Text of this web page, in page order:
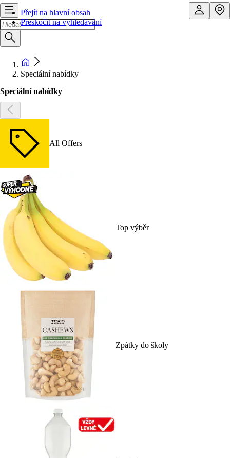
Přejít na hlavní obsah
Přeskočit na vyhledávání
Speciální nabídky
Speciální nabídky
All Offers
Top výběr
Zpátky do školy